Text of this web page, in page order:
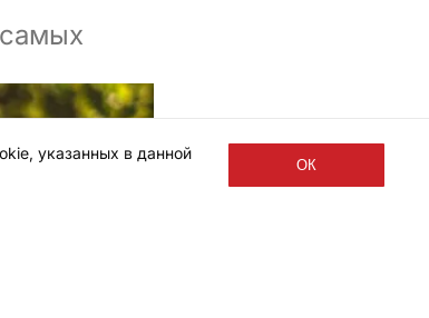
указанных в данной
ОК